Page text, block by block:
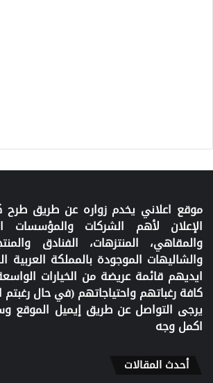
موقع اعلاني يخدم زواره عن طريق
الإعلان لأهم الشركات والمؤسسات
والمقاهي، المنتزهات، الفنادق
والشاليهات الموجودة بالمملكة العربية
ايديهم قائمة عريضة من الخيارات
كافة رغباتهم واحتياجاتهم (في حال
يرجى التواصل عن طريق إيميل الموقع
اكمل وجه
أحدث المقالات